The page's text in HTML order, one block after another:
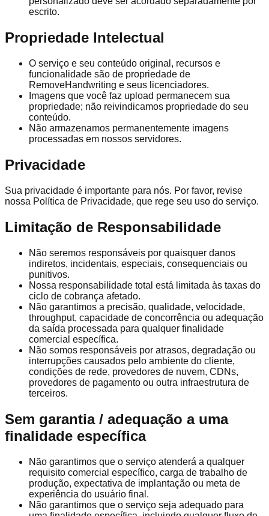
escrito.
Propriedade Intelectual
O serviço e seu conteúdo original, recursos e
funcionalidade são de propriedade de
RemoveHandwriting e seus licenciadores.
Imagens que você faz upload permanecem sua
propriedade; não reivindicamos propriedade do seu
conteúdo.
Não armazenamos permanentemente imagens
processadas em nossos servidores.
Privacidade
Sua privacidade é importante para nós. Por favor, revise
nossa Política de Privacidade, que rege seu uso do serviço.
Limitação de Responsabilidade
Não seremos responsáveis por quaisquer danos
indiretos, incidentais, especiais, consequenciais ou
punitivos.
Nossa responsabilidade total está limitada às taxas do
ciclo de cobrança afetado.
Não garantimos a precisão, qualidade, velocidade,
throughput, capacidade de concorrência ou adequação
da saída processada para qualquer finalidade
comercial específica.
Não somos responsáveis por atrasos, degradação ou
interrupções causados pelo ambiente do cliente,
condições de rede, provedores de nuvem, CDNs,
provedores de pagamento ou outra infraestrutura de
terceiros.
Sem garantia / adequação a uma
finalidade específica
Não garantimos que o serviço atenderá a qualquer
requisito comercial específico, carga de trabalho de
produção, expectativa de implantação ou meta de
experiência do usuário final.
Não garantimos que o serviço seja adequado para